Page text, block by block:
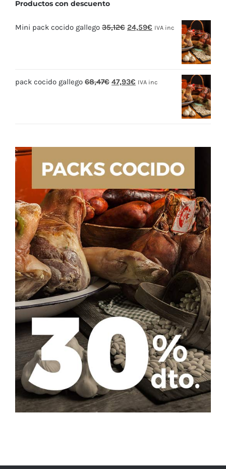
Productos con descuento
Mini pack cocido gallego 35,12€ El
35,12€.
24,59€ El
24,59€.
IVA inc
pack cocido gallego 68,47€ El
47,93€ El
IVA inc